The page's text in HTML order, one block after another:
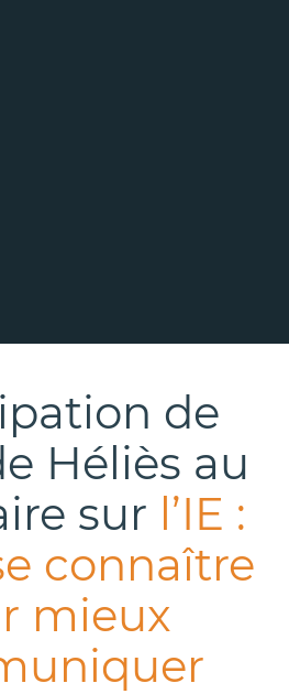
de
Héliès au
sur l’IE :
connaître
mieux